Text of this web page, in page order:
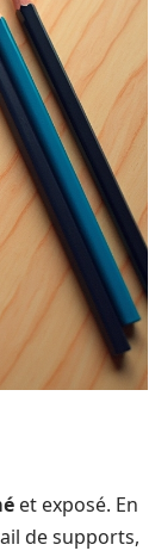
et exposé. En
de supports,